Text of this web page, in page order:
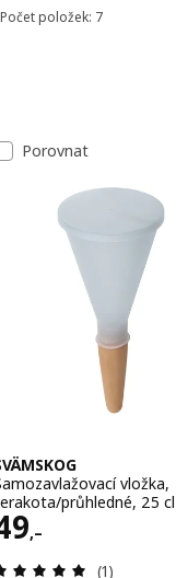
náročné na péči.
Seřadit a
Počet položek: 7
Seznam
Porovnat
vložka,
průhledné, 25 cl
,– 49,–
Recenze:
(1)